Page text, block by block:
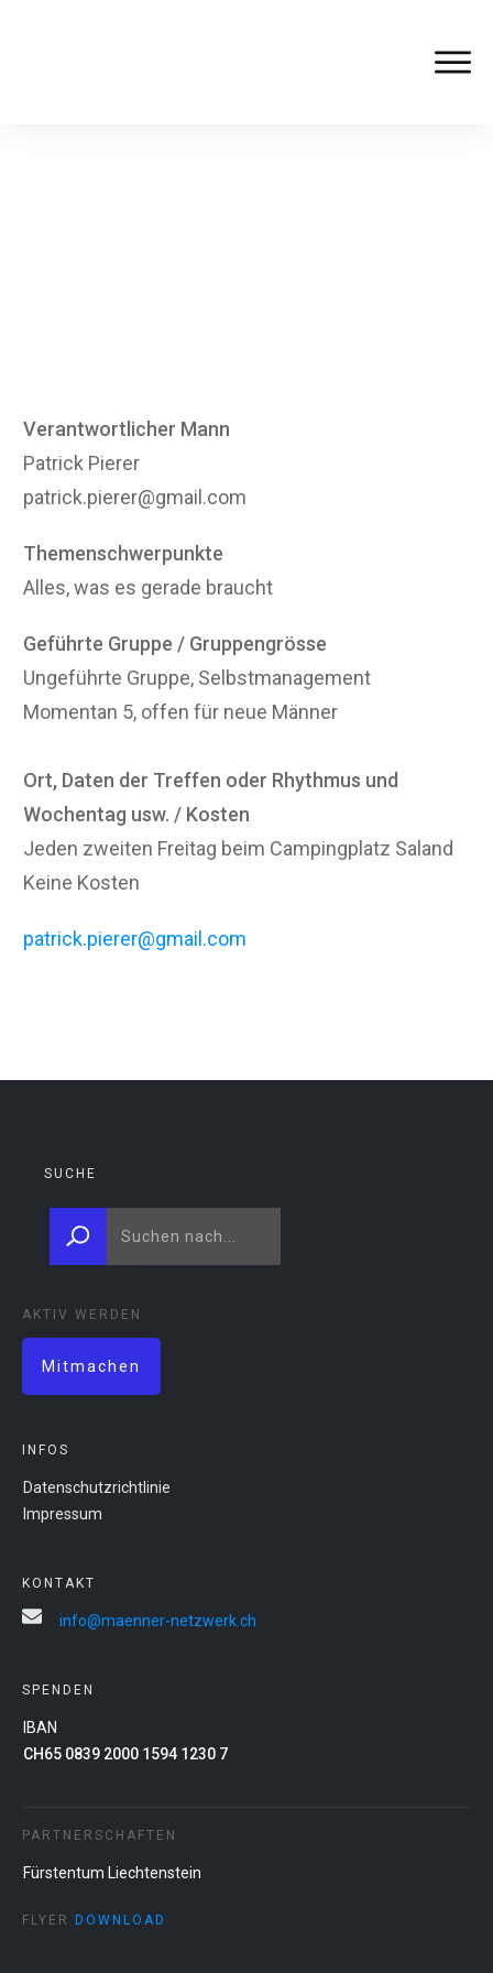
Verantwortlicher Mann
Patrick Pierer
patrick.pierer@gmail.com
Themenschwerpunkte
Alles, was es gerade braucht
Geführte Gruppe / Gruppengrösse
Ungeführte Gruppe, Selbstmanagement
Momentan 5, offen für neue Männer
Ort, Daten der Treffen oder Rhythmus und
Wochentag usw. / Kosten
Jeden zweiten Freitag beim Campingplatz Saland
Keine Kosten
patrick.pierer@gmail.com
SUCHE
AKTIV WERDEN
Mitmachen
INFOS
Datenschutzrichtlinie
Impressum
KONTAKT
info@maenner-netzwerk.ch
SPENDEN
IBAN
CH65 0839 2000 1594 1230 7
PARTNERSCHAFTEN
Fürstentum Liechtenstein
FLYER DOWNLOAD